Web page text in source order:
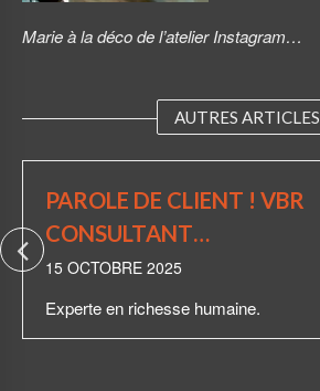
Marie à la déco de l’atelier Instagram…
AUTRES ARTICLES
PAROLE DE CLIENT ! VBR
CONSULTANT…
15 OCTOBRE 2025
Experte en richesse humaine.